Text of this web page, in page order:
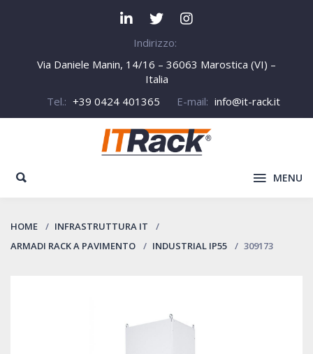
Indirizzo:
Via Daniele Manin, 14/16 – 36063 Marostica (VI) –
Italia
Tel.: +39 0424 401365 E-mail: info@it-rack.it
MENU
HOME
INFRASTRUTTURA IT
ARMADI RACK A PAVIMENTO
INDUSTRIAL IP55 309173